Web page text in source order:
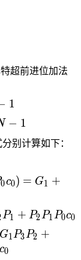
超前进位加法
1
− 1
别计算如下：
+ P_1 c_1 =
+
0c0) = G1 +
G_2 + P_2
P1 + P2P1P0c0
c_4 =
G1P3P2 +
c0